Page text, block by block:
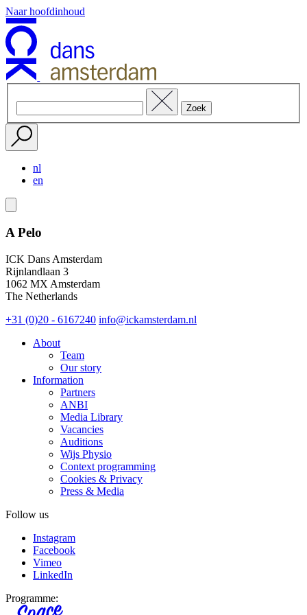
Naar hoofdinhoud
nl
en
A Pelo
ICK Dans Amsterdam
Rijnlandlaan 3
1062 MX Amsterdam
The Netherlands
+31 (0)20 - 6167240 info@ickamsterdam.nl
About
Team
Our story
Information
Partners
ANBI
Media Library
Vacancies
Auditions
Wijs Physio
Context programming
Cookies & Privacy
Press & Media
Follow us
Instagram
Facebook
Vimeo
LinkedIn
Programme: